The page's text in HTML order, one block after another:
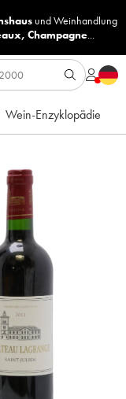
undWeinhandlung
, Champagne...
Wein-Enzyklopädie